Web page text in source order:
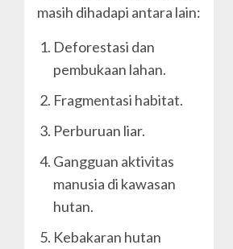
masih dihadapi antara lain:
Deforestasi dan
pembukaan lahan.
Fragmentasi habitat.
Perburuan liar.
Gangguan aktivitas
manusia di kawasan
hutan.
Kebakaran hutan